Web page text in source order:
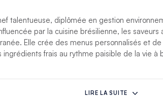
talentueuse, diplômée en gestion
par la cuisine brésilienne, les
Elle crée des menus personnalisés et
ingrédients frais au rythme paisible de la vie à
ensemble leur expertise maritime, leur
afin d’offrir une expérience de croisière
LIRE LA SUITE